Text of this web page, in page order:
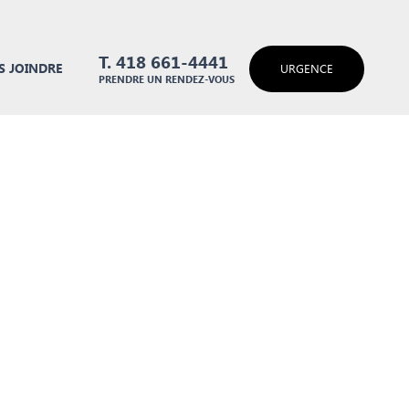
JOINDRE T. 418 661-4441
PRENDRE UN RENDEZ-VOUS
URGENCE